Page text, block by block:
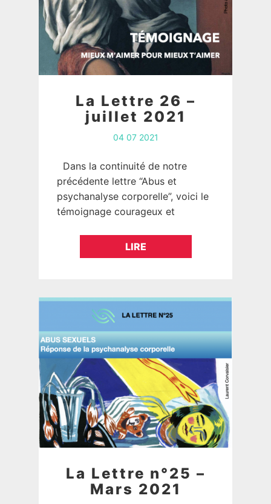
La Lettre 26 –
juillet 2021
04 07 2021
Dans la continuité de notre
précédente lettre “Abus et
psychanalyse corporelle”, voici le
témoignage courageux et
femme dont nous avons changé
les prénoms. Ils…
LIRE
La Lettre n°25 –
Mars 2021